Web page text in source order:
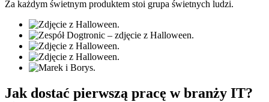
Za każdym świetnym produktem stoi grupa świetnych ludzi.
Jak dostać pierwszą pracę w branży IT?